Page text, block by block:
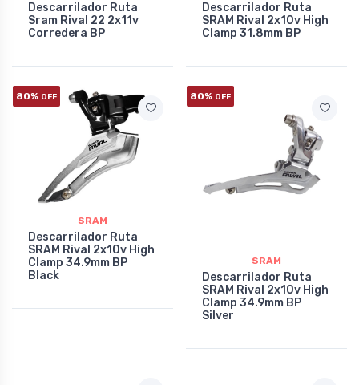
Descarrilador Ruta
Sram Rival 22 2x11v
Corredera BP
Descarrilador Ruta
SRAM Rival 2x10v High
Clamp 31.8mm BP
80% OFF
SRAM
Descarrilador Ruta
SRAM Rival 2x10v High
Clamp 34.9mm BP
Black
80% OFF
SRAM
Descarrilador Ruta
SRAM Rival 2x10v High
Clamp 34.9mm BP
Silver